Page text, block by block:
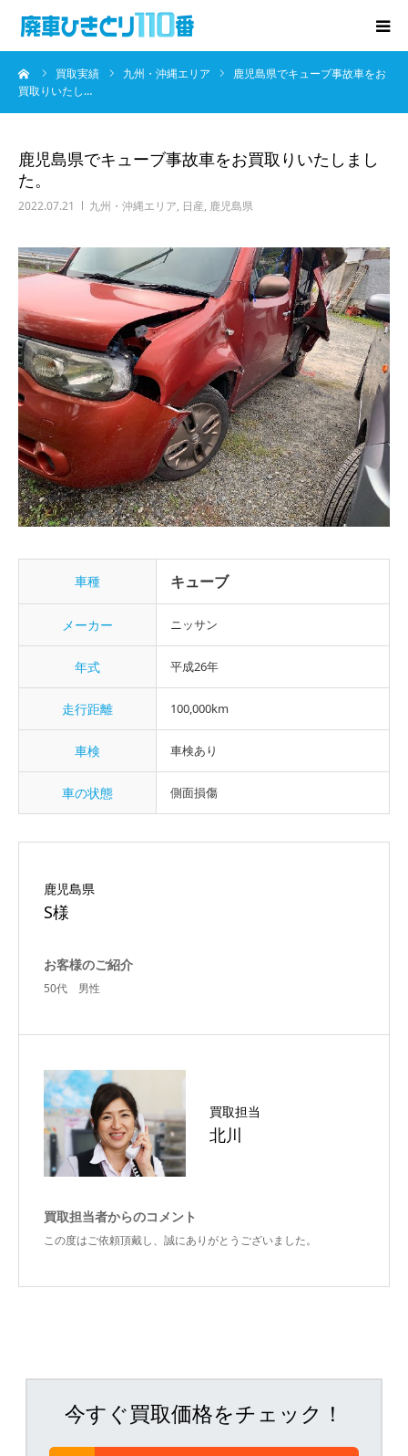
買取実績 九州・沖縄エリア
鹿児島県でキューブ事故車をお
買取りいたし…
鹿児島県でキューブ事故車をお買取りいたしまし
た。
2022.07.21 九州・沖縄エリア, 日産, 鹿児島県
車種 キューブ
メーカー ニッサン
年式 平成26年
走行距離 100,000km
車検 車検あり
車の状態 側面損傷
鹿児島県
S様
お客様のご紹介
50代 男性
買取担当
北川
買取担当者からのコメント
この度はご依頼頂戴し、誠にありがとうございました。
今すぐ買取価格をチェック！
廃車･事故車の買取
お知らせ
会社概要
お問い合わせ